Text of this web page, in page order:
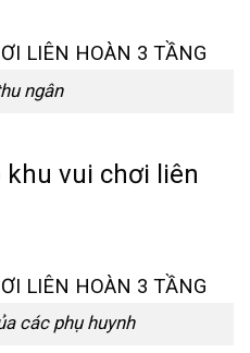
ngân
khu vui chơi liên
các phụ huynh